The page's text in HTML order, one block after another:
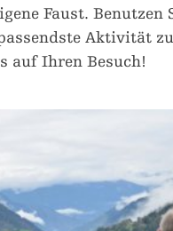
Faust. Benutzen
Aktivität
auf Ihren Besuch!